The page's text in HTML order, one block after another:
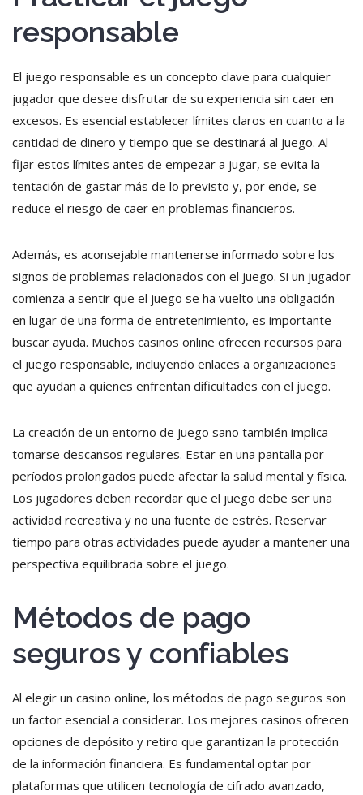
responsable
El juego responsable es un concepto clave para cualquier
jugador que desee disfrutar de su experiencia sin caer en
excesos. Es esencial establecer límites claros en cuanto a la
cantidad de dinero y tiempo que se destinará al juego. Al
fijar estos límites antes de empezar a jugar, se evita la
tentación de gastar más de lo previsto y, por ende, se
reduce el riesgo de caer en problemas financieros.
Además, es aconsejable mantenerse informado sobre los
signos de problemas relacionados con el juego. Si un jugador
comienza a sentir que el juego se ha vuelto una obligación
en lugar de una forma de entretenimiento, es importante
buscar ayuda. Muchos casinos online ofrecen recursos para
el juego responsable, incluyendo enlaces a organizaciones
que ayudan a quienes enfrentan dificultades con el juego.
La creación de un entorno de juego sano también implica
tomarse descansos regulares. Estar en una pantalla por
períodos prolongados puede afectar la salud mental y física.
Los jugadores deben recordar que el juego debe ser una
actividad recreativa y no una fuente de estrés. Reservar
tiempo para otras actividades puede ayudar a mantener una
perspectiva equilibrada sobre el juego.
Métodos de pago
seguros y confiables
Al elegir un casino online, los métodos de pago seguros son
un factor esencial a considerar. Los mejores casinos ofrecen
opciones de depósito y retiro que garantizan la protección
de la información financiera. Es fundamental optar por
plataformas que utilicen tecnología de cifrado avanzado,